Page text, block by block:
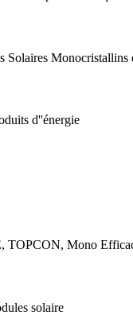
d''énergie
Mono
solaire